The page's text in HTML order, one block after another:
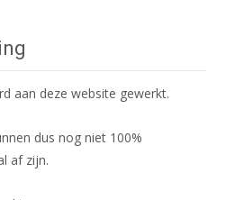
aan deze website gewerkt.
dus nog niet 100%
af zijn.